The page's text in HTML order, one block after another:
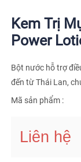
Kem Trị
Power
Bột nước hỗ trợ
đến từ Thái Lan,
Mã sản phẩm :
Liên hệ